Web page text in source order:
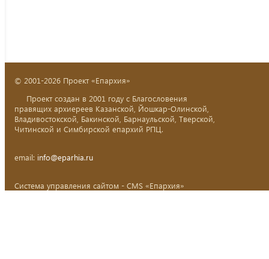
© 2001-2026 Проект «Епархия»
Проект создан в 2001 году с Благословения
правящих архиереев Казанской, Йошкар-Олинской,
Владивостокской, Бакинской, Барнаульской, Тверской,
Читинской и Симбирской епархий РПЦ.
email: info@eparhia.ru
Система управления сайтом - CMS «Епархия»